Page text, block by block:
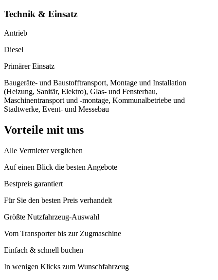
Technik & Einsatz
Antrieb
Diesel
Primärer Einsatz
Baugeräte- und Baustofftransport, Montage und Installation
(Heizung, Sanitär, Elektro), Glas- und Fensterbau,
Maschinentransport und -montage, Kommunalbetriebe und
Stadtwerke, Event- und Messebau
Vorteile mit uns
Alle Vermieter verglichen
Auf einen Blick die besten Angebote
Bestpreis garantiert
Für Sie den besten Preis verhandelt
Größte Nutzfahrzeug-Auswahl
Vom Transporter bis zur Zugmaschine
Einfach & schnell buchen
In wenigen Klicks zum Wunschfahrzeug